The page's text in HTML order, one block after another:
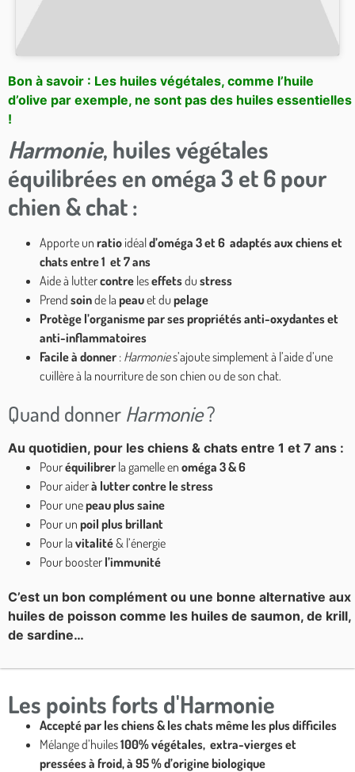
Bon à savoir : Les huiles végétales, comme l’huile
d’olive par exemple, ne sont pas des huiles essentielles
!
Harmonie, huiles végétales
équilibrées en oméga 3 et 6 pour
chien & chat :
Apporte un ratio idéald’oméga 3 et 6 adaptés aux chiens et
chats entre 1 et 7 ans
Aide à luttercontre leseffetsdu stress
Prend soinde la peauet du pelage
Protège l’organisme par ses propriétés anti-oxydantes et
anti-inflammatoires
Facile à donner : Harmonies’ajoute simplement à l’aide d’une
cuillère à la nourriture de son chien ou de son chat.
Quand donner Harmonie?
Au quotidien, pour les chiens & chats entre 1 et 7 ans :
Pouréquilibrer la gamelle en oméga 3 & 6
Pour aiderà lutter contre le stress
Pour unepeau plus saine
Pour un poil plus brillant
Pour la vitalité& l’énergie
Pour booster l’immunité
C’est un bon complément ou une bonne alternative aux
huiles de poisson comme les huiles de saumon, de krill,
de sardine…
Les points forts d'Harmonie
Accepté par les chiens & les chats même les plus difficiles
Mélange d’huiles100% végétales, extra-vierges et
pressées à froid, à 95 % d’origine biologique